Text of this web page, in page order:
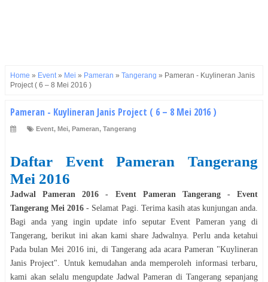
Home » Event» Mei » Pameran » Tangerang » Pameran - Kuylineran Janis
Project ( 6 – 8 Mei 2016 )
Pameran - Kuylineran Janis Project ( 6 – 8 Mei 2016 )
Event, Mei, Pameran, Tangerang
Daftar EventPameran
Tangerang
Mei 2016
JadwalPameran 2016 - Event Pameran Tangerang- Event
Tangerang Mei 2016 - Selamat Pagi . Terima kasih atas kunjungan anda.
Bagi anda yang ingin update info seputar Event Pameran yang di
Tangerang , berikut ini akan kami share Jadwalnya. Perlu anda ketahui
Pada bulanMei 2016 ini, di Tangerangada acara Pameran "Kuylineran
Janis Project". Untuk kemudahan anda memperoleh informasi terbaru,
kami akan selalu mengupdate Jadwal Pameran di Tangerang sepanjang